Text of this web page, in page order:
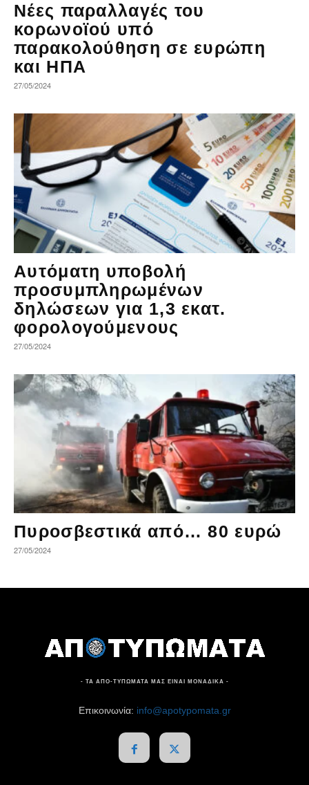
Νέες παραλλαγές του
κορωνοϊού υπό
παρακολούθηση σε ευρώπη
και ΗΠΑ
27/05/2024
Αυτόματη υποβολή
προσυμπληρωμένων
δηλώσεων για 1,3 εκατ.
φορολογούμενους
27/05/2024
Πυροσβεστικά από… 80 ευρώ
27/05/2024
- ΤΑ ΑΠΟ-ΤΥΠΩΜΑΤΑ ΜΑΣ ΕΙΝΑΙ ΜΟΝΑΔΙΚΑ -
Επικοινωνία: info@apotypomata.gr